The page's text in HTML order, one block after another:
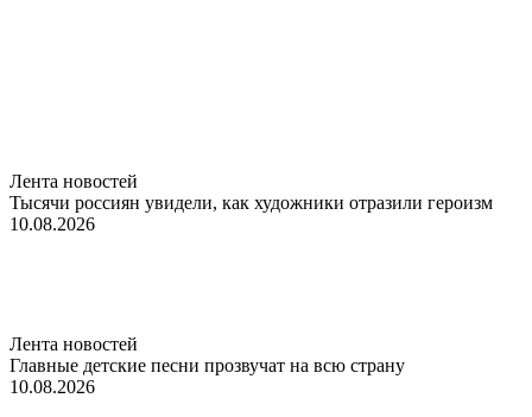
Лента новостей
Тысячи россиян увидели, как художники отразили героизм
10.08.2026
Лента новостей
Главные детские песни прозвучат на всю страну
10.08.2026